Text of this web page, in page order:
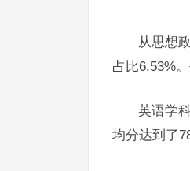
从思想
占比6.53%
英语学
均分达到了